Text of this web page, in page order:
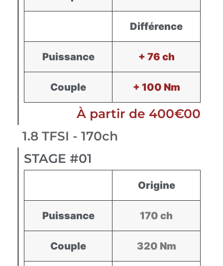
Différence
Puissance + 76 ch
Couple + 100 Nm
À partir de 400€00
1.8 TFSI - 170ch
STAGE #01
Origine
Puissance 170 ch
Couple 320 Nm